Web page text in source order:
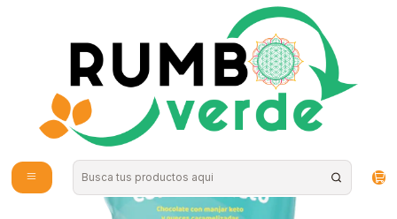
Envío gratis por compras sobre los 59.990 en la provincia de Santiago
KetoFree - Corazon Keto 45g